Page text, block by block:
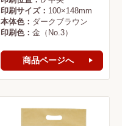
印刷サイズ： 100×148mm
本体色： ダークブラウン
印刷色： 金（No.3）
商品ページへ